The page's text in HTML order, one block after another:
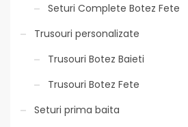
Seturi Complete Botez Fete
Trusouri personalizate
Trusouri Botez Baieti
Trusouri Botez Fete
Seturi prima baita